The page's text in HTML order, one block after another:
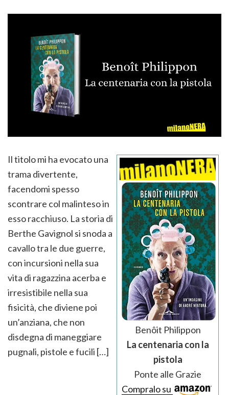
Benôit Philippon
La centenaria con la
pistola
Ponte alle Grazie
Compralo su
Il titolo mi ha evocato una
trama divertente,
facendomi spesso
scontrare col malinteso in
esso racchiuso. La storia di
Berthe Gavignol si snoda a
cavallo tra le due guerre,
con incursioni nella sua
vita di ragazzina acerba e
irresistibile nella sua
fisicità, che diviene poi
un’anziana, che non
disdegna di maneggiare
pugnali, pistole e fucili […]